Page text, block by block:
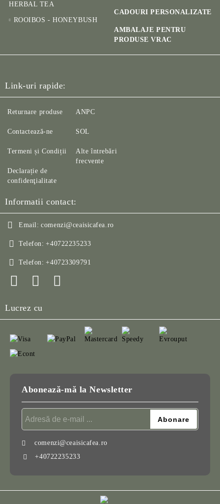
HERBAL TEA
ROOIBOS - HONEYBUSH
CADOURI PERSONALIZATE
AMBALAJE PENTRU
PRODUSE VRAC
Link-uri rapide:
Returnare produse
Contactează-ne
Termeni și Condiții
Declarație de
confidenţialitate
ANPC
SOL
Alte întrebări
frecvente
Informatii contact:
Email: comenzi@ceaisicafea.ro
Telefon: +40722235233
Telefon: +40723309791
Lucrez cu
Abonează-mă la Newsletter
comenzi@ceaisicafea.ro
+40722235233